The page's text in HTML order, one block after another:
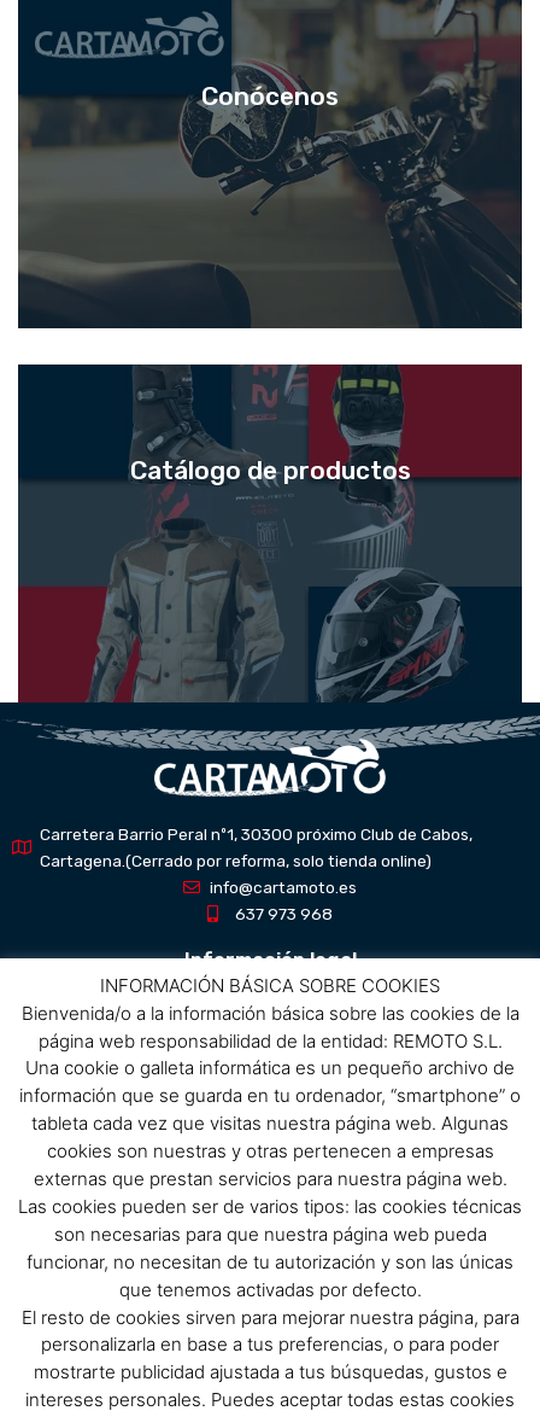
Conócenos
CARTAMOTO
Saber más
Catálogo de productos
CARTAMOTO
Saber más
Carretera Barrio Peral nº1, 30300 próximo Club de Cabos,
Cartagena.(Cerrado por reforma, solo tienda online)
info@cartamoto.es
637 973 968
Información legal
Aviso Legal
Política de privacidad
Política de protección de datos
Política de cookies
Condiciones de compra
Menú
Menu
Síguenos
F I
INFORMACIÓN BÁSICA SOBRE COOKIES
Bienvenida/o a la información básica sobre las cookies de la
página web responsabilidad de la entidad: REMOTO S.L.
Una cookie o galleta informática es un pequeño archivo de
información que se guarda en tu ordenador, “smartphone” o
tableta cada vez que visitas nuestra página web. Algunas
cookies son nuestras y otras pertenecen a empresas
externas que prestan servicios para nuestra página web.
Las cookies pueden ser de varios tipos: las cookies técnicas
son necesarias para que nuestra página web pueda
funcionar, no necesitan de tu autorización y son las únicas
que tenemos activadas por defecto.
El resto de cookies sirven para mejorar nuestra página, para
personalizarla en base a tus preferencias, o para poder
mostrarte publicidad ajustada a tus búsquedas, gustos e
intereses personales. Puedes aceptar todas estas cookies